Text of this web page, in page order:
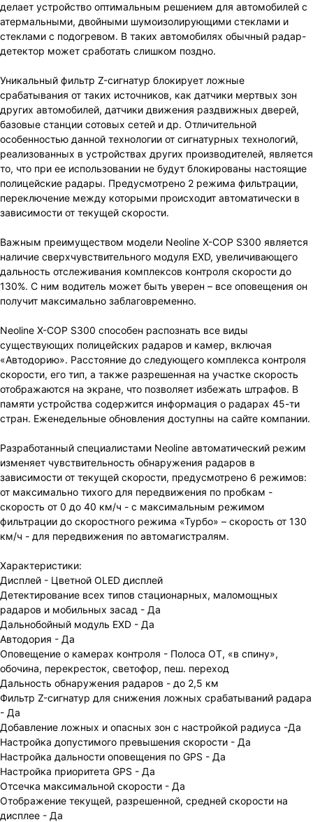
делает устройство оптимальным решением для автомобилей с
атермальными, двойными шумоизолирующими стеклами и
стеклами с подогревом. В таких автомобилях обычный радар-
детектор может сработать слишком поздно.
Уникальный фильтр Z-сигнатур блокирует ложные
срабатывания от таких источников, как датчики мертвых зон
других автомобилей, датчики движения раздвижных дверей,
базовые станции сотовых сетей и др. Отличительной
особенностью данной технологии от сигнатурных технологий,
реализованных в устройствах других производителей, является
то, что при ее использовании не будут блокированы настоящие
полицейские радары. Предусмотрено 2 режима фильтрации,
переключение между которыми происходит автоматически в
зависимости от текущей скорости.
Важным преимуществом модели Neoline X-COP S300 является
наличие сверхчувствительного модуля EXD, увеличивающего
дальность отслеживания комплексов контроля скорости до
130%. С ним водитель может быть уверен – все оповещения он
получит максимально заблаговременно.
Neoline X-COP S300 способен распознать все виды
существующих полицейских радаров и камер, включая
«Автодорию». Расстояние до следующего комплекса контроля
скорости, его тип, а также разрешенная на участке скорость
отображаются на экране, что позволяет избежать штрафов. В
памяти устройства содержится информация о радарах 45-ти
стран. Еженедельные обновления доступны на сайте компании.
Разработанный специалистами Neoline автоматический режим
изменяет чувствительность обнаружения радаров в
зависимости от текущей скорости, предусмотрено 6 режимов:
от максимально тихого для передвижения по пробкам -
скорость от 0 до 40 км/ч - с максимальным режимом
фильтрации до скоростного режима «Турбо» – скорость от 130
км/ч - для передвижения по автомагистралям.
Характеристики:
Дисплей - Цветной OLED дисплей
Детектирование всех типов стационарных, маломощных
радаров и мобильных засад - Да
Дальнобойный модуль EXD - Да
Автодория - Да
Оповещение о камерах контроля - Полоса ОТ, «в спину»,
обочина, перекресток, светофор, пеш. переход
Дальность обнаружения радаров - до 2,5 км
Фильтр Z-сигнатур для снижения ложных срабатываний радара
- Да
Добавление ложных и опасных зон с настройкой радиуса -Да
Настройка допустимого превышения скорости - Да
Настройка дальности оповещения по GPS - Да
Настройка приоритета GPS - Да
Отсечка максимальной скорости - Да
Отображение текущей, разрешенной, средней скорости на
дисплее - Да